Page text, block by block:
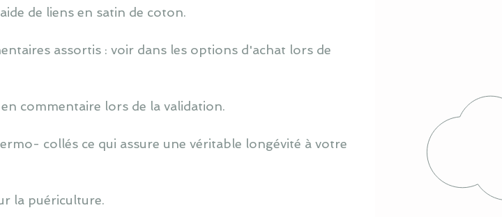
de liens en satin de coton.
assortis : voir dans les options d'achat lors de
commentaire lors de la validation.
collés ce qui assure une véritable longévité à votre
la puériculture.